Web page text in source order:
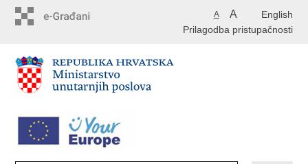
English
A A
Prilagodba pristupačnosti